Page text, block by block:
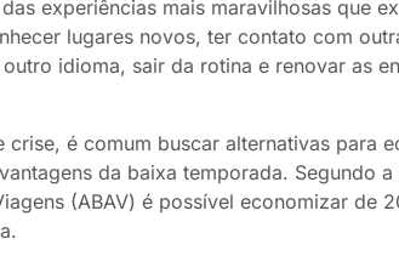
experiências mais maravilhosas que
lugares novos, ter contato com
idioma, sair da rotina e renovar as
crise, é comum buscar alternativas para
da baixa temporada. Segundo
(ABAV) é possível economizar de